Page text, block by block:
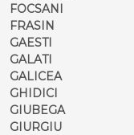
FOCSANI
FRASIN
GAESTI
GALATI
GALICEA
GHIDICI
GIUBEGA
GIURGIU